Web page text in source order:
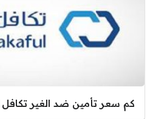
كم سعر تأمين ضد الغير تكافل